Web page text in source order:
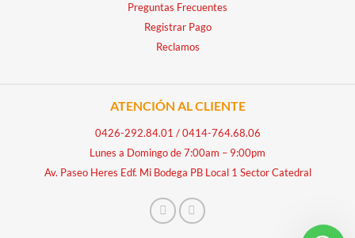
Preguntas Frecuentes
Registrar Pago
Reclamos
ATENCIÓN AL CLIENTE
0426-292.84.01 /0414-764.68.06
Lunes a Domingo de 7:00am – 9:00pm
Av. Paseo Heres Edf. Mi Bodega PB Local 1 Sector Catedral